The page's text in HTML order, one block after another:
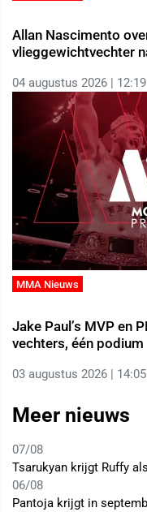
Allan Nascimento
vlieggewichtvechter
04 augustus 2026 | 12:19
MMA Nieuws
Jake Paul’s MVP en
vechters, één podium
03 augustus 2026 | 14:05
Meer nieuws
07/08
Tsarukyan krijgt Ruffy
06/08
Pantoja krijgt in